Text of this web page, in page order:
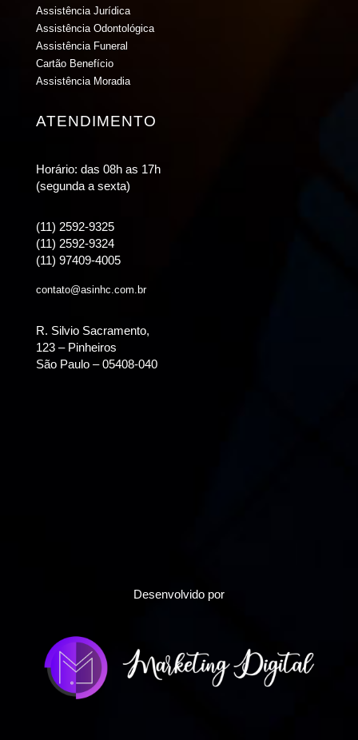
Assistência Jurídica
Assistência Odontológica
Assistência Funeral
Cartão Benefício
Assistência Moradia
ATENDIMENTO
Horário: das 08h as 17h
(segunda a sexta)
(11) 2592-9325
(11) 2592-9324
(11) 97409-4005
contato@asinhc.com.br
R. Silvio Sacramento,
123 – Pinheiros
São Paulo – 05408-040
Desenvolvido por